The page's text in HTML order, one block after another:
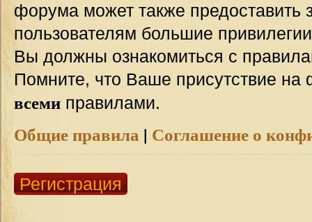
форума может также предоставить
пользователям большие
Вы должны ознакомиться с
Помните, что Ваше присутствие на
всеми правилами.
Общие правила | Соглашение о
Регистрация